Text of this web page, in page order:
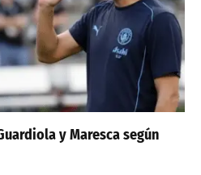
y Maresca según